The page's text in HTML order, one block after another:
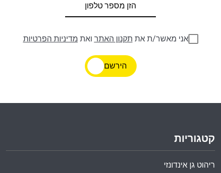
אני מאשר/ת את תקנון האתר ואת מדיניות הפרטיות
הירשם
קטגוריות
ריהוט גן אינדונזי